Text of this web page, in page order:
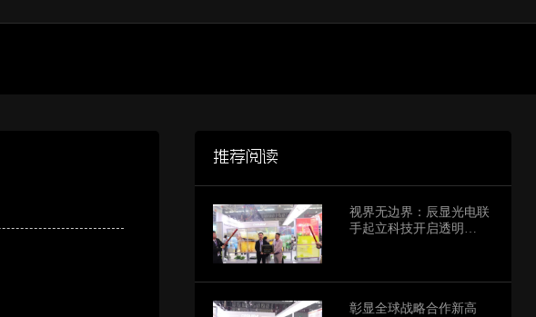
推荐阅读
视界无边界：辰显光电联
手起立科技开启透明
彰显全球战略合作新高